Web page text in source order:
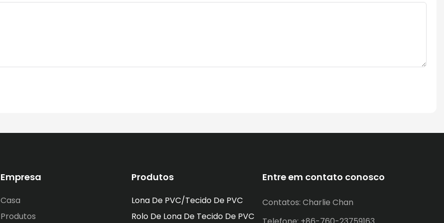
Empresa
Casa
Produtos
Produtos
Lona De PVC/tecido De PVC
Rolo De Lona De Tecido De PVC
Entre em contato conosco
Contatos: Charlie Chan